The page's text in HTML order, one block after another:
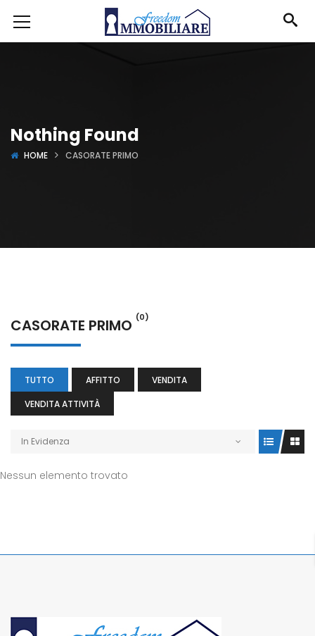
Nothing Found
HOME CASORATE PRIMO
CASORATE PRIMO (0)
TUTTO AFFITTO
VENDITA
VENDITA ATTIVITÀ
In Evidenza
Nessun elemento trovato